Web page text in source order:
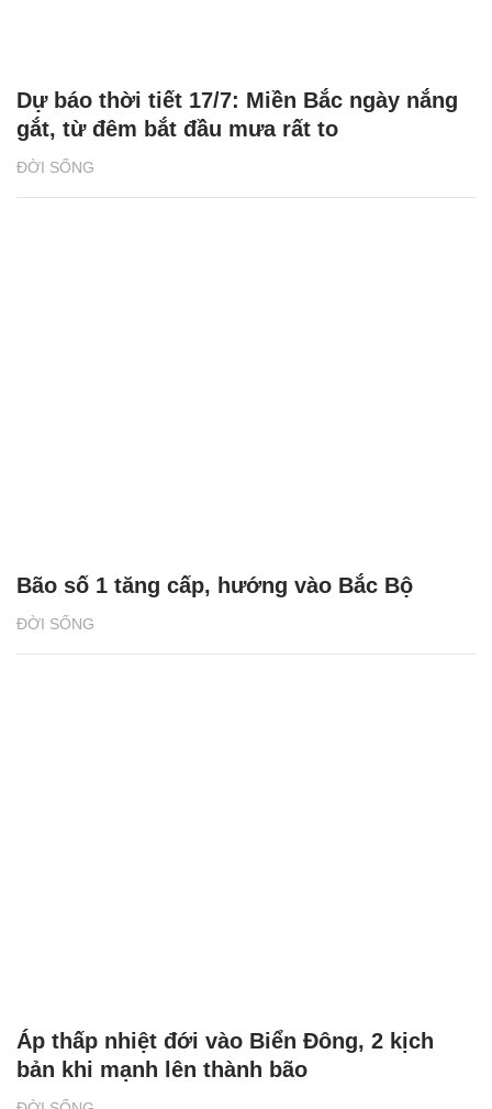
ĐỜI SỐNG
Dự báo thời tiết 17/7: Miền Bắc ngày nắng
gắt, từ đêm bắt đầu mưa rất to
ĐỜI SỐNG
Bão số 1 tăng cấp, hướng vào Bắc Bộ
Áp thấp nhiệt đới vào Biển Đông, 2 kịch
bản khi mạnh lên thành bão